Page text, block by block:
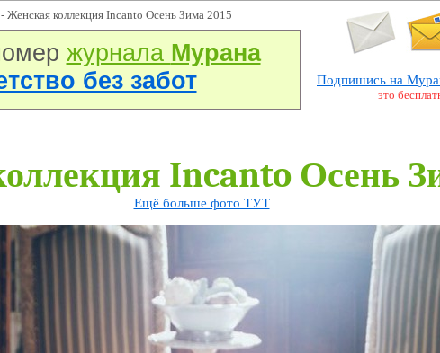
Женская коллекция Incanto Осень Зима 2015
журнала Мурана
без забот
Подпишись на
это
Incanto Осень
Ещё больше фото ТУТ